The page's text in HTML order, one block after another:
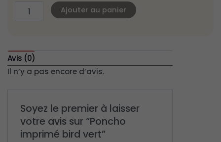
Ajouter au panier
Avis (0)
Il n’y a pas encore d’avis.
Soyez le premier à laisser
votre avis sur “Poncho
imprimé bird vert”